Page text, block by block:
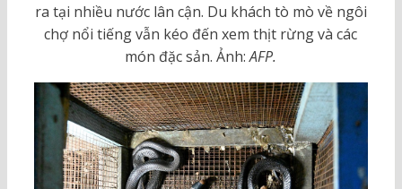
ra tại nhiều nước lân cận. Du khách tò mò về ngôi
chợ nổi tiếng vẫn kéo đến xem thịt rừng và các
món đặc sản. Ảnh:AFP.